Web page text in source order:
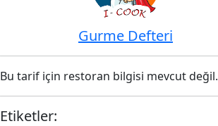
Gurme Defteri
Bu tarif için restoran bilgisi mevcut değil.
Etiketler: